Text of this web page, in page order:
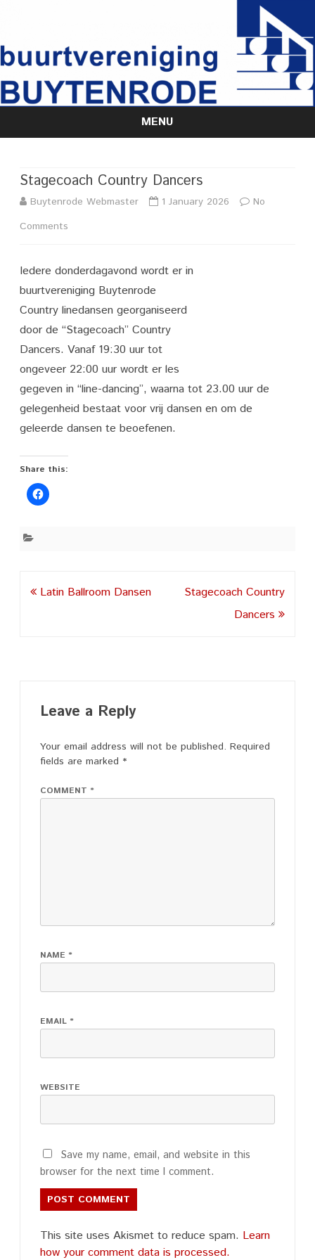
MENU
Skip
Stagecoach Country Dancers
Buytenrode Webmaster 1 January 2026
No
Comments
Country
Dancers
Iedere donderdagavond wordt er in
buurtvereniging Buytenrode
Country linedansen georganiseerd
door de “Stagecoach” Country
Dancers. Vanaf 19:30 uur tot
ongeveer 22:00 uur wordt er les
gegeven in “line-dancing”, waarna tot 23.00 uur de
gelegenheid bestaat voor vrij dansen en om de
geleerde dansen te beoefenen.
Share this:
PostLatin Ballroom Dansen
Stagecoach Country
Dancers
Leave a Reply
Your email address will not be published. Required
fields are marked *
COMMENT *
NAME *
EMAIL *
WEBSITE
Save my name, email, and website in this
browser for the next time I comment.
This site uses Akismet to reduce spam. Learn
how your comment data is processed.